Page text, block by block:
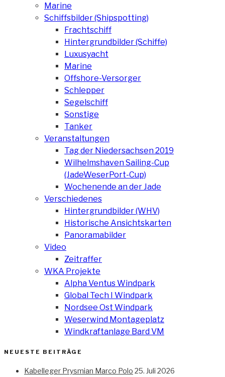
Marine
Schiffsbilder (Shipspotting)
Frachtschiff
Hintergrundbilder (Schiffe)
Luxusyacht
Marine
Offshore-Versorger
Schlepper
Segelschiff
Sonstige
Tanker
Veranstaltungen
Tag der Niedersachsen 2019
Wilhelmshaven Sailing-Cup
(JadeWeserPort-Cup)
Wochenende an der Jade
Verschiedenes
Hintergrundbilder (WHV)
Historische Ansichtskarten
Panoramabilder
Video
Zeitraffer
WKA Projekte
Alpha Ventus Windpark
Global Tech I Windpark
Nordsee Ost Windpark
Weserwind Montageplatz
Windkraftanlage Bard VM
NEUESTE BEITRÄGE
Kabelleger Prysmian Marco Polo 25. Juli 2026